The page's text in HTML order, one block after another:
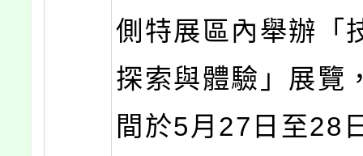
側特展區內舉辦「
探索與體驗」展覽
間於5月27日至28